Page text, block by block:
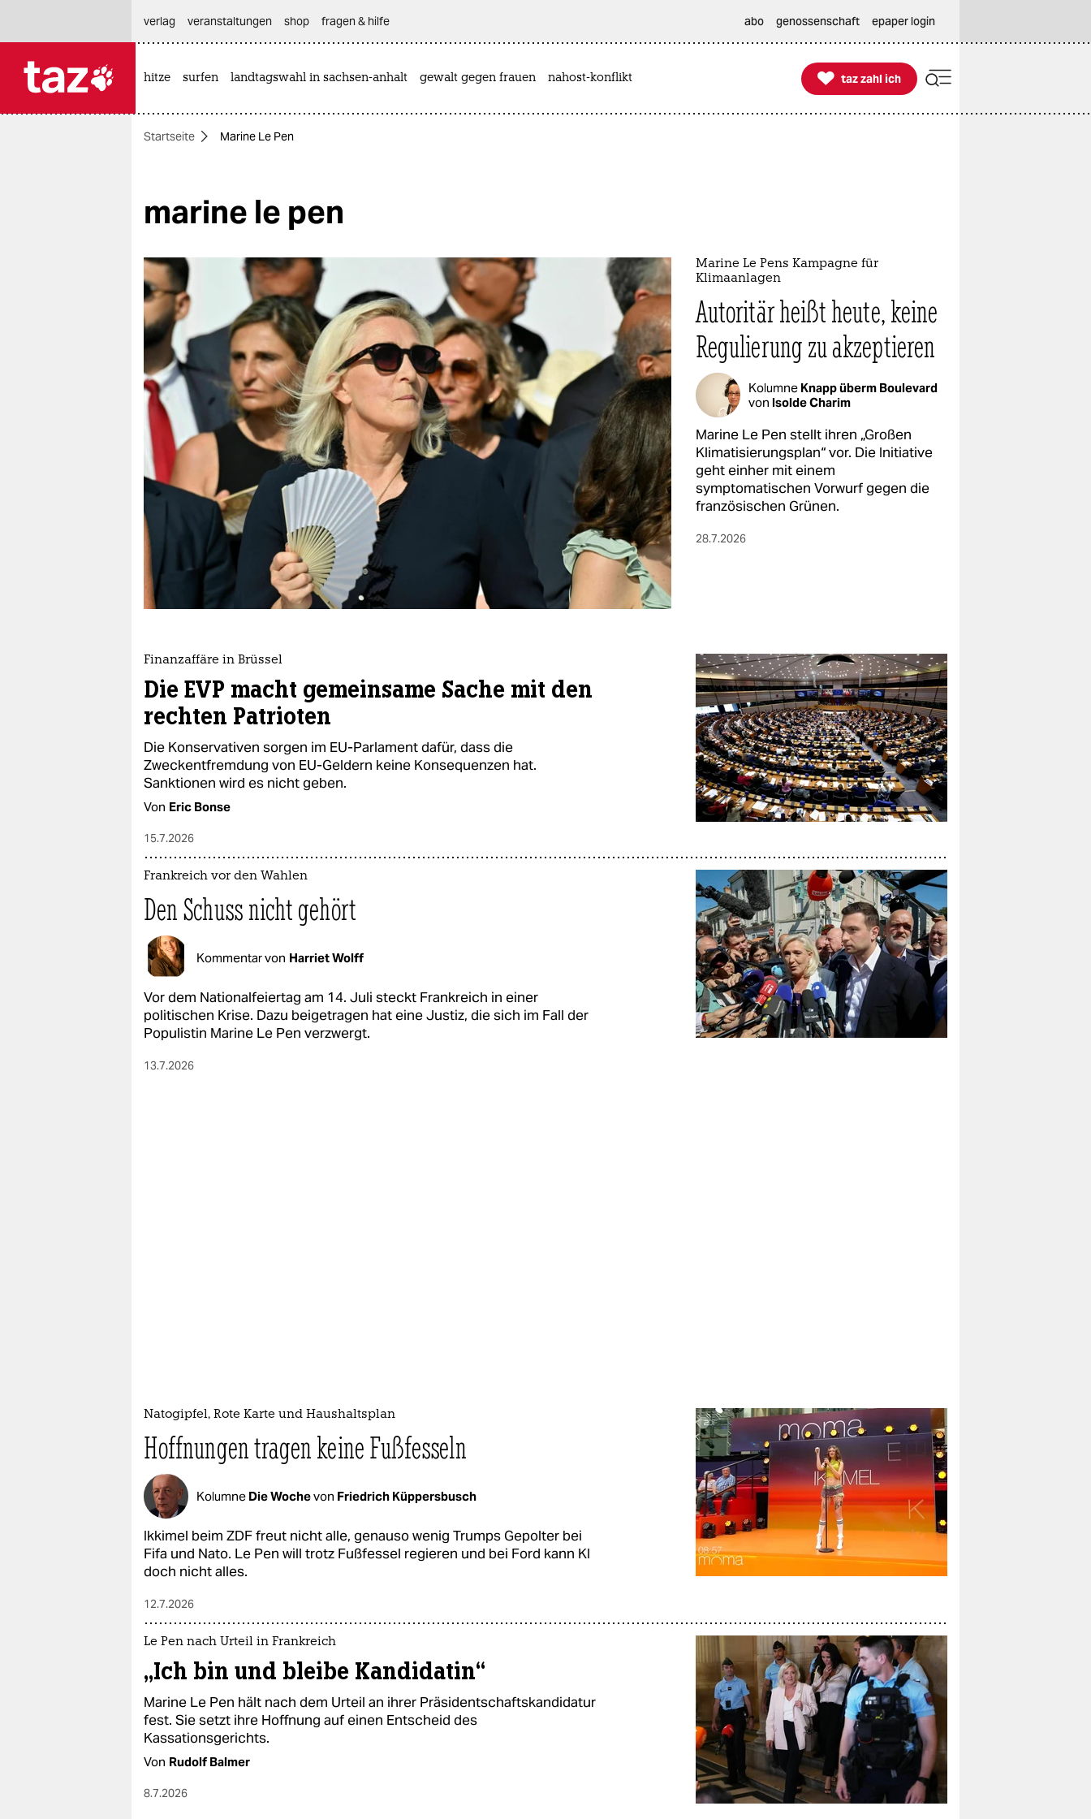
themen
öko
gesellschaft
kultur
sport
berlin
nord
wahrheit
verlag
veranstaltungen
shop
fragen & hilfe
abo
genossenschaft
verlag
veranstaltungen shop fragen & hilfe abo genossenschaft epaper login
hitze surfen landtagswahl in sachsen-anhalt gewalt gegen frauen nahost-konflikt 
taz zahl ich
taz zahl ich
Startseite Marine Le Pen
marine le pen
Marine Le Pens Kampagne für
Klimaanlagen
Autoritär heißt heute, keine
Regulierung zu akzeptieren
Kolumne Knapp überm Boulevard
von Isolde Charim
Marine Le Pen stellt ihren „Großen
Klimatisierungsplan“ vor. Die Initiative
geht einher mit einem
symptomatischen Vorwurf gegen die
französischen Grünen.
28.7.2026
Finanzaffäre in Brüssel
Die EVP macht gemeinsame Sache mit den
rechten Patrioten
Die Konservativen sorgen im EU-Parlament dafür, dass die
Zweckentfremdung von EU-Geldern keine Konsequenzen hat.
Sanktionen wird es nicht geben.
Von Eric Bonse
15.7.2026
Frankreich vor den Wahlen
Den Schuss nicht gehört
Kommentar von Harriet Wolff
Vor dem Nationalfeiertag am 14. Juli steckt Frankreich in einer
politischen Krise. Dazu beigetragen hat eine Justiz, die sich im Fall der
Populistin Marine Le Pen verzwergt.
13.7.2026
Natogipfel, Rote Karte und Haushaltsplan
Hoffnungen tragen keine Fußfesseln
Kolumne Die Wochevon Friedrich Küppersbusch
Ikkimel beim ZDF freut nicht alle, genauso wenig Trumps Gepolter bei
Fifa und Nato. Le Pen will trotz Fußfessel regieren und bei Ford kann KI
doch nicht alles.
12.7.2026
Le Pen nach Urteil in Frankreich
„Ich bin und bleibe Kandidatin“
Marine Le Pen hält nach dem Urteil an ihrer Präsidentschaftskandidatur
fest. Sie setzt ihre Hoffnung auf einen Entscheid des
Kassationsgerichts.
Von Rudolf Balmer
8.7.2026